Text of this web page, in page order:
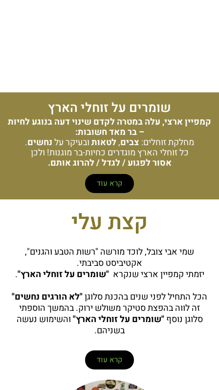
שומרים על זוחלי הארץ
קמפיין ארצי, עלה במטרה לקדם שינוי דעה בנוגע לחיות
– בר מאד חשובות:
מחלקת זוחלים: צבים,לטאותובעיקר עלנחשים.
כל זוחלי הארץ מוגדרים כחיות-בר מוגנות! ולכן
אסור לפגוע / לגדל / להרוג אותם.
קרא עוד
קצת עלי
שמי אבי צובל, לוכד מורשה "רשות הטבע והגנים",
אקטיביסט סביבתי.
יזמתי קמפיין ארצי שנקרא"שומרים על זוחלי הארץ".
הכל התחיל לפני שנים בהכנת סלוגן"לא הורגים נחשים"
זה לווה בהפצת סטיקר משולש ירוק. בהמשך הוספתי
סלוגן נוסף"שומרים על זוחלי הארץ"והשימוש נעשה
בשניהם.
קרא עוד